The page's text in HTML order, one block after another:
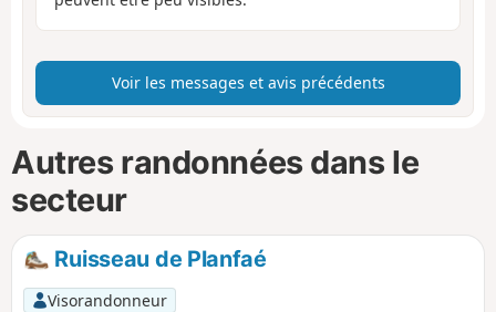
Voir les messages et avis précédents
Autres randonnées dans le
secteur
Ruisseau de Planfaé
Visorandonneur